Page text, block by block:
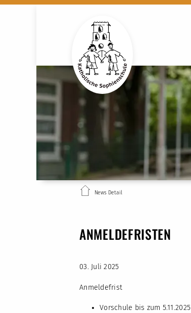
News Detail
ANMELDEFRISTEN
03. Juli 2025
Anmeldefrist
Vorschule bis zum 5.11.2025